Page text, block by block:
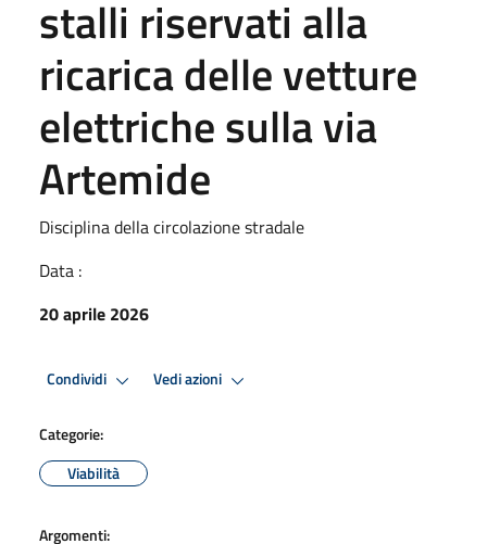
stalli riservati alla
ricarica delle vetture
elettriche sulla via
Artemide
Disciplina della circolazione stradale
Data :
20 aprile 2026
Condividi Vedi azioni
Categorie:
Viabilità
Argomenti: